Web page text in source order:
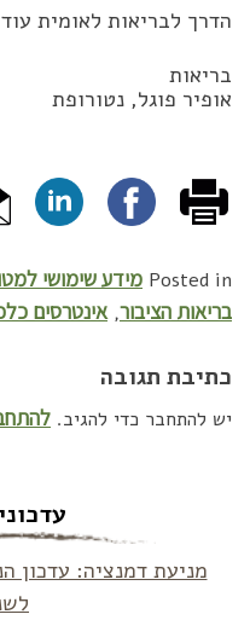
הדרך לבריאות לאומית
בריאות
אופיר פוגל, נטורופת
Posted in מידע שימושי
בריאות הציבור,אינטרסים
כתיבת תגובה
יש להתחבר כדי להגיב.
מניעת דמנציה: עדכון
לשנת